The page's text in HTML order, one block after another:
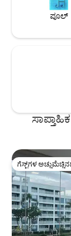
ಪೂಲ್
ಗೆಸ್ಟ್‌ಗಳ
ಗೆಸ್ಟ್‌ಗಳ